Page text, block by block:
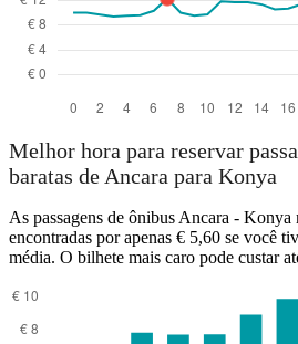
Melhor hora para reservar
baratas de Ancara para Konya
As passagens de ônibus Ancara - Konya
encontradas por apenas € 5,60 se você
média. O bilhete mais caro pode custar